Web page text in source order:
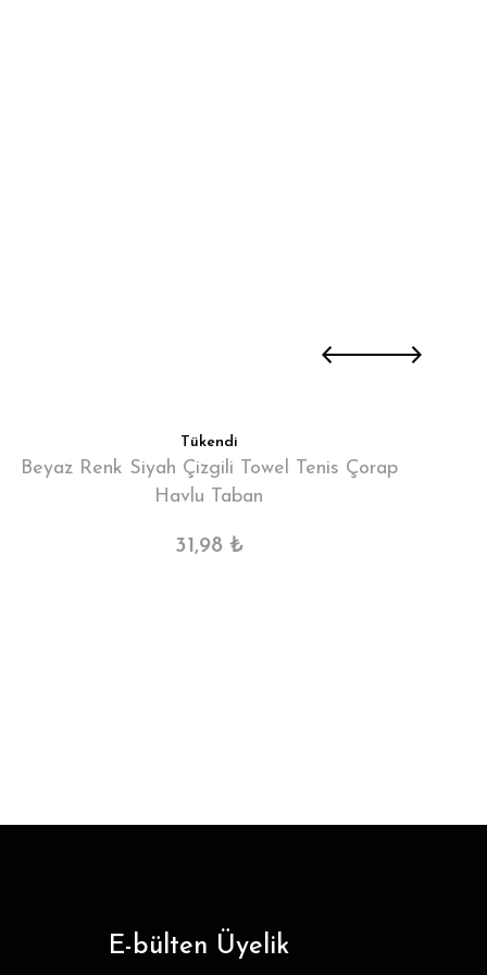
Tükendi
Beyaz Renk Siyah Çizgili Towel Tenis Çorap
Havlu Taban
31,98 ₺
E-bülten Üyelik